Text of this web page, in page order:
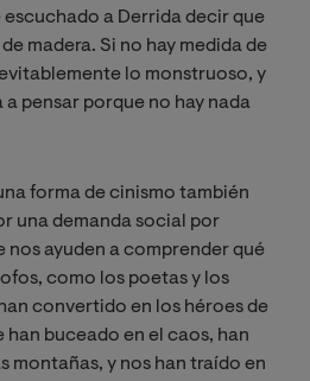
escuchado a Derrida decir que
madera. Si no hay medida de
lo monstruoso, y
pensar porque no hay nada
forma de cinismo también
una demanda social por
nos ayuden a comprender qué
como los poetas y los
convertido en los héroes de
buceado en el caos, han
montañas, y nos han traído en